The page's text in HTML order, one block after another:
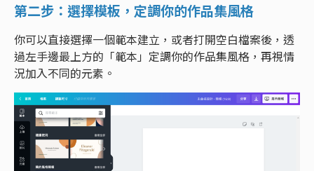
第二步：選擇模板，定調你的作品集風格
你可以直接選擇一個範本建立，或者打開空白檔案後，透
過左手邊最上方的「範本」定調你的作品集風格，再視情
況加入不同的元素。